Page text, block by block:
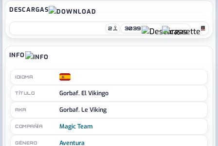
DESCARGAS
2 3039
INFO
IDIOMA
TÍTULO Gorbaf. El Vikingo
AKA Gorbaf. Le Viking
COMPAÑÍA Magic Team
GÉNERO Aventura